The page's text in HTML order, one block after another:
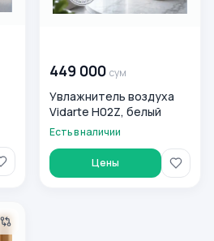
449 000 сум
Увлажнитель воздуха
Vidarte H02Z, белый
Есть в наличии
Цены
Vidarte AP01G, белый